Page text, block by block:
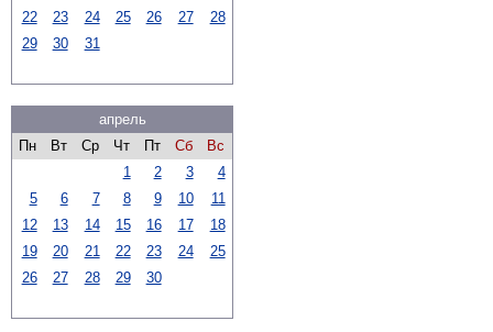
22
23 24 25 26 27
28
29
30 31
апрель
Пн
Вт Ср Чт Пт Сб
Вс
1
2 3
4
5
6 7 8 9 10
11
12
13 14 15 16 17
18
19
20 21 22 23 24
25
26
27 28 29 30